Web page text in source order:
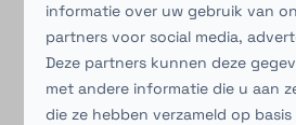
informatie over uw gebruik van
partners voor social media,
Deze partners kunnen deze
met andere informatie die u aan
die ze hebben verzameld op